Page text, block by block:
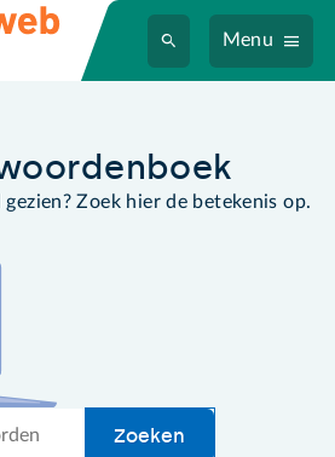
Menu
Zoek hier de betekenis op.
Zoeken